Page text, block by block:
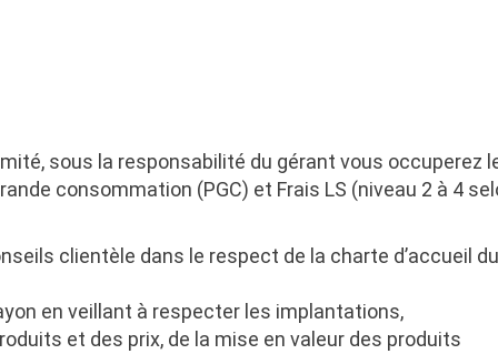
sous la responsabilité du gérant vous occuperez
consommation (PGC) et Frais LS (niveau 2 à 4
clientèle dans le respect de la charte d’accueil
en veillant à respecter les implantations,
et des prix, de la mise en valeur des produits